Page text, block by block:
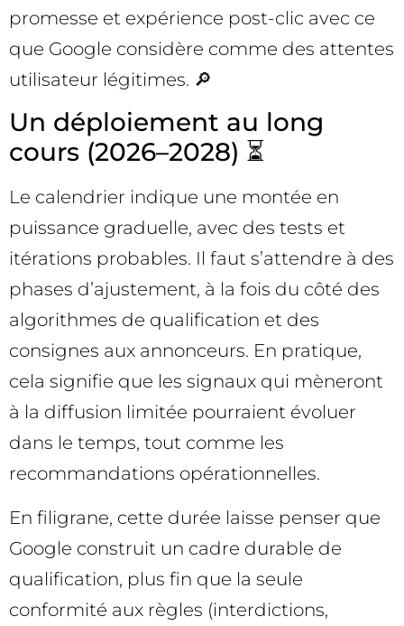
promesse et expérience post-clic avec ce
que Google considère comme des attentes
utilisateur légitimes. 🔎
Un déploiement au long
cours (2026–2028) ⏳
Le calendrier indique une montée en
puissance graduelle, avec des tests et
itérations probables. Il faut s’attendre à des
phases d’ajustement, à la fois du côté des
algorithmes de qualification et des
consignes aux annonceurs. En pratique,
cela signifie que les signaux qui mèneront
à la diffusion limitée pourraient évoluer
dans le temps, tout comme les
recommandations opérationnelles.
En filigrane, cette durée laisse penser que
Google construit un cadre durable de
qualification, plus fin que la seule
conformité aux règles (interdictions,